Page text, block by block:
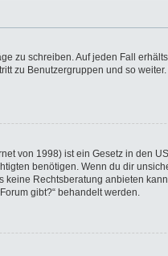
zu schreiben. Auf jeden Fall
zu Benutzergruppen und so
von 1998) ist ein Gesetz in den
benötigen. Wenn du dir
Rechtsberatung anbieten
gibt?“ behandelt werden.